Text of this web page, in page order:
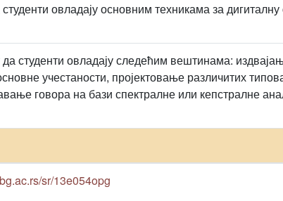
овладају основним техникама за
студенти овладају следећим вештинама:
учестаности, пројектовање различитих
говора на бази спектралне или кепстралне
sr/13e054opg